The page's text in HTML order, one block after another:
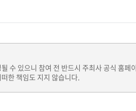
수 있으니 참여 전 반드시 주최사 공식 홈
한 책임도 지지 않습니다.